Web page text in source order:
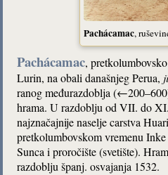
Pachácamac,
Pachácamac,
Lurin, na obali današnjeg Perua,
ranog međurazdoblja
hrama. U razdoblju od VII. do
najznačajnije naselje carstva
pretkolumbovskom vremenu
Sunca i proročište (svetište).
razdoblju španj. osvajanja 1532.